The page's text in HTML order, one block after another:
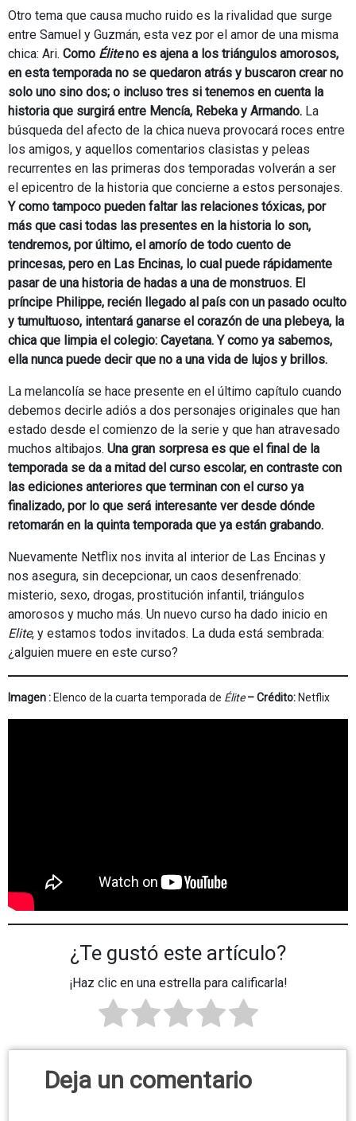
Otro tema que causa mucho ruido es la rivalidad que surge
entre Samuel y Guzmán, esta vez por el amor de una misma
chica: Ari. Como Éliteno es ajena a los triángulos amorosos,
en esta temporada no se quedaron atrás y buscaron crear no
solo uno sino dos; o incluso tres si tenemos en cuenta la
historia que surgirá entre Mencía, Rebeka y Armando. La
búsqueda del afecto de la chica nueva provocará roces entre
los amigos, y aquellos comentarios clasistas y peleas
recurrentes en las primeras dos temporadas volverán a ser
el epicentro de la historia que concierne a estos personajes.
Y como tampoco pueden faltar las relaciones tóxicas, por
más que casi todas las presentes en la historia lo son,
tendremos, por último, el amorío de todo cuento de
princesas, pero en Las Encinas, lo cual puede rápidamente
pasar de una historia de hadas a una de monstruos. El
príncipe Philippe, recién llegado al país con un pasado oculto
y tumultuoso, intentará ganarse el corazón de una plebeya, la
chica que limpia el colegio: Cayetana. Y como ya sabemos,
ella nunca puede decir que no a una vida de lujos y brillos.
La melancolía se hace presente en el último capítulo cuando
debemos decirle adiós a dos personajes originales que han
estado desde el comienzo de la serie y que han atravesado
muchos altibajos. Una gran sorpresa es que el final de la
temporada se da a mitad del curso escolar, en contraste con
las ediciones anteriores que terminan con el curso ya
finalizado, por lo que será interesante ver desde dónde
retomarán en la quinta temporada que ya están grabando.
Nuevamente Netflix nos invita al interior de Las Encinas y
nos asegura, sin decepcionar, un caos desenfrenado:
misterio, sexo, drogas, prostitución infantil, triángulos
amorosos y mucho más. Un nuevo curso ha dado inicio en
Elite, y estamos todos invitados. La duda está sembrada:
¿alguien muere en este curso?
Imagen : Elenco de la cuarta temporada de Élite– Crédito: Netflix
¿Te gustó este artículo?
¡Haz clic en una estrella para calificarla!
Deja un comentario